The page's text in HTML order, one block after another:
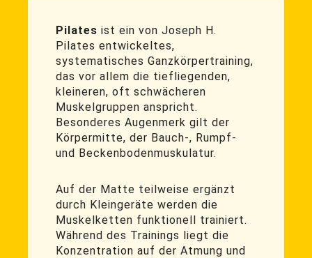
Pilates ist ein von Joseph H.
Pilates entwickeltes,
systematisches Ganzkörpertraining,
das vor allem die tiefliegenden,
kleineren, oft schwächeren
Muskelgruppen anspricht.
Besonderes Augenmerk gilt der
Körpermitte, der Bauch-, Rumpf-
und Beckenbodenmuskulatur.
Auf der Matte teilweise ergänzt
durch Kleingeräte werden die
Muskelketten funktionell trainiert.
Während des Trainings liegt die
Konzentration auf der Atmung und